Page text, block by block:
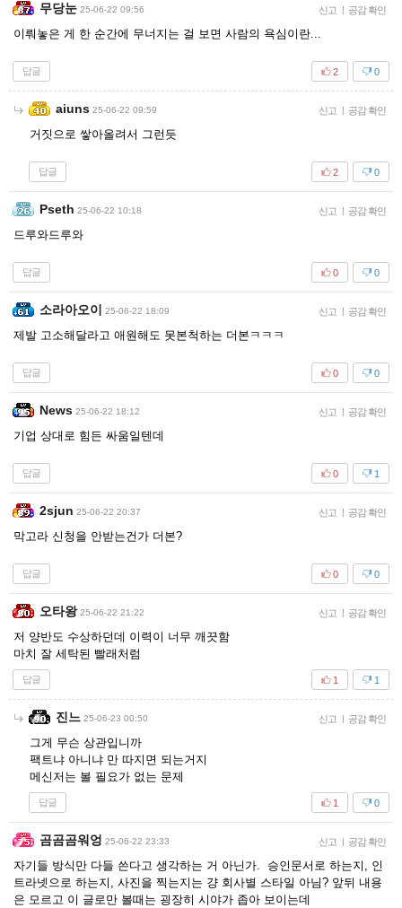
무당눈 25-06-22 09:56 신고 | 공감 확인
이뤄놓은 게 한 순간에 무너지는 걸 보면 사람의 욕심이란...
답글 0
2
aiuns 25-06-22 09:59 신고 | 공감 확인
거짓으로 쌓아올려서 그런듯
답글 0
2
Pseth 25-06-22 10:18 신고 | 공감 확인
드루와드루와
답글 0
0
소라아오이 25-06-22 18:09 신고 | 공감 확인
제발 고소해달라고 애원해도 못본척하는 더본ㅋㅋㅋ
답글 0
0
News 25-06-22 18:12 신고 | 공감 확인
기업 상대로 힘든 싸움일텐데
답글 1
0
2sjun 25-06-22 20:37 신고 | 공감 확인
막고라 신청을 안받는건가 더본?
답글 0
0
오타왕 25-06-22 21:22 신고 | 공감 확인
저 양반도 수상하던데 이력이 너무 깨끗함
마치 잘 세탁된 빨래처럼
답글 1
1
진느 25-06-23 00:50 신고 | 공감 확인
그게 무슨 상관입니까
팩트냐 아니냐 만 따지면 되는거지
메신저는 볼 필요가 없는 문제
답글 0
1
곰곰곰워엉 25-06-22 23:33 신고 | 공감 확인
자기들 방식만 다들 쓴다고 생각하는 거 아닌가. 승인문서로 하는지, 인
트라넷으로 하는지, 사진을 찍는지는 걍 회사별 스타일 아님? 앞뒤 내용
은 모르고 이 글로만 볼때는 굉장히 시야가 좁아 보이는데